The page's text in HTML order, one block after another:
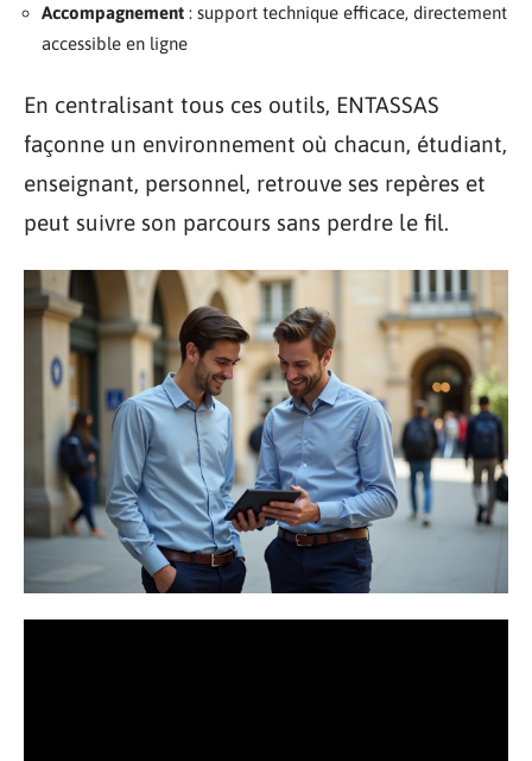
Accompagnement : support technique efficace, directement
accessible en ligne
En centralisant tous ces outils, ENTASSAS
façonne un environnement où chacun, étudiant,
enseignant, personnel, retrouve ses repères et
peut suivre son parcours sans perdre le fil.